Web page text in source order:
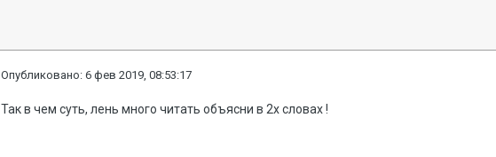
Опубликовано:6 фев 2019, 08:53:17
Так в чем суть, лень много читать объясни в 2х словах !